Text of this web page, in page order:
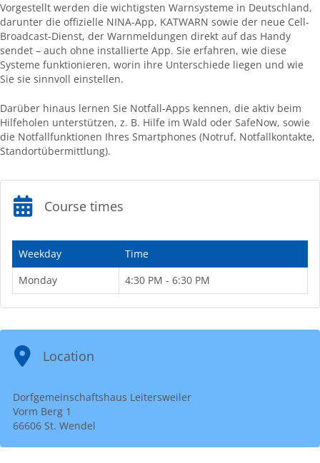
Vorgestellt werden die wichtigsten Warnsysteme in Deutschland,
darunter die offizielle NINA-App, KATWARN sowie der neue Cell-
Broadcast-Dienst, der Warnmeldungen direkt auf das Handy
sendet – auch ohne installierte App. Sie erfahren, wie diese
Systeme funktionieren, worin ihre Unterschiede liegen und wie
Sie sie sinnvoll einstellen.
Darüber hinaus lernen Sie Notfall-Apps kennen, die aktiv beim
Hilfeholen unterstützen, z. B. Hilfe im Wald oder SafeNow, sowie
die Notfallfunktionen Ihres Smartphones (Notruf, Notfallkontakte,
Standortübermittlung).
Course times
Weekday
Time
Monday
4:30 PM - 6:30 PM
Location
Dorfgemeinschaftshaus Leitersweiler
Vorm Berg 1
66606 St. Wendel